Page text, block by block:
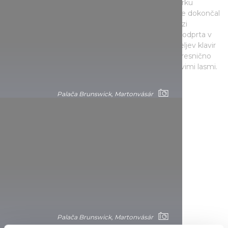
Palača Brunswick, Martonvásár
posvetil svojo Appassionato, ki jo je dokončal v parku
martonvásárske palače, legenda celo pravi, da jo je dokončal
na otoku pod velikim topolom. Na te posebne vezi
obiskovalce spominja razstava o Beethovnu, ki je odprta v
palači, kjer si lahko med drugim ogledate skladateljev klavir
in njegova pisma Jožefini. Občudujete lahko tudi resnično
nenavaden nakit, obesek z vdelanimi Beethovnovimi lasmi.
Palača Brunswick, Martonvásár